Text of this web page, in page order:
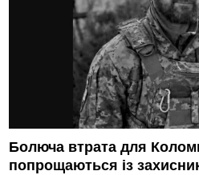
Болюча втрата для
попрощаються із